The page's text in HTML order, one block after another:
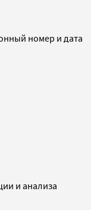
номер и дата
и анализа